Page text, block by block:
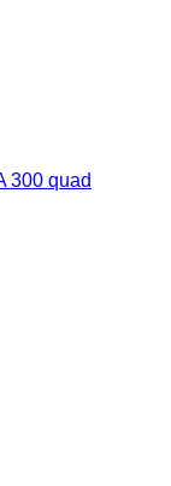
300 quad